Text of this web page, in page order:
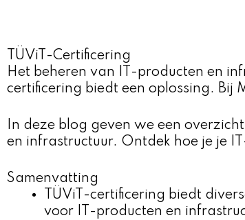
TÜViT-Certificering
Het beheren van IT-producten en
certificering biedt een oplossing. Bij
In deze blog geven we een
en infrastructuur. Ontdek hoe je je
Samenvatting
TÜViT-certificering biedt
voor IT-producten en